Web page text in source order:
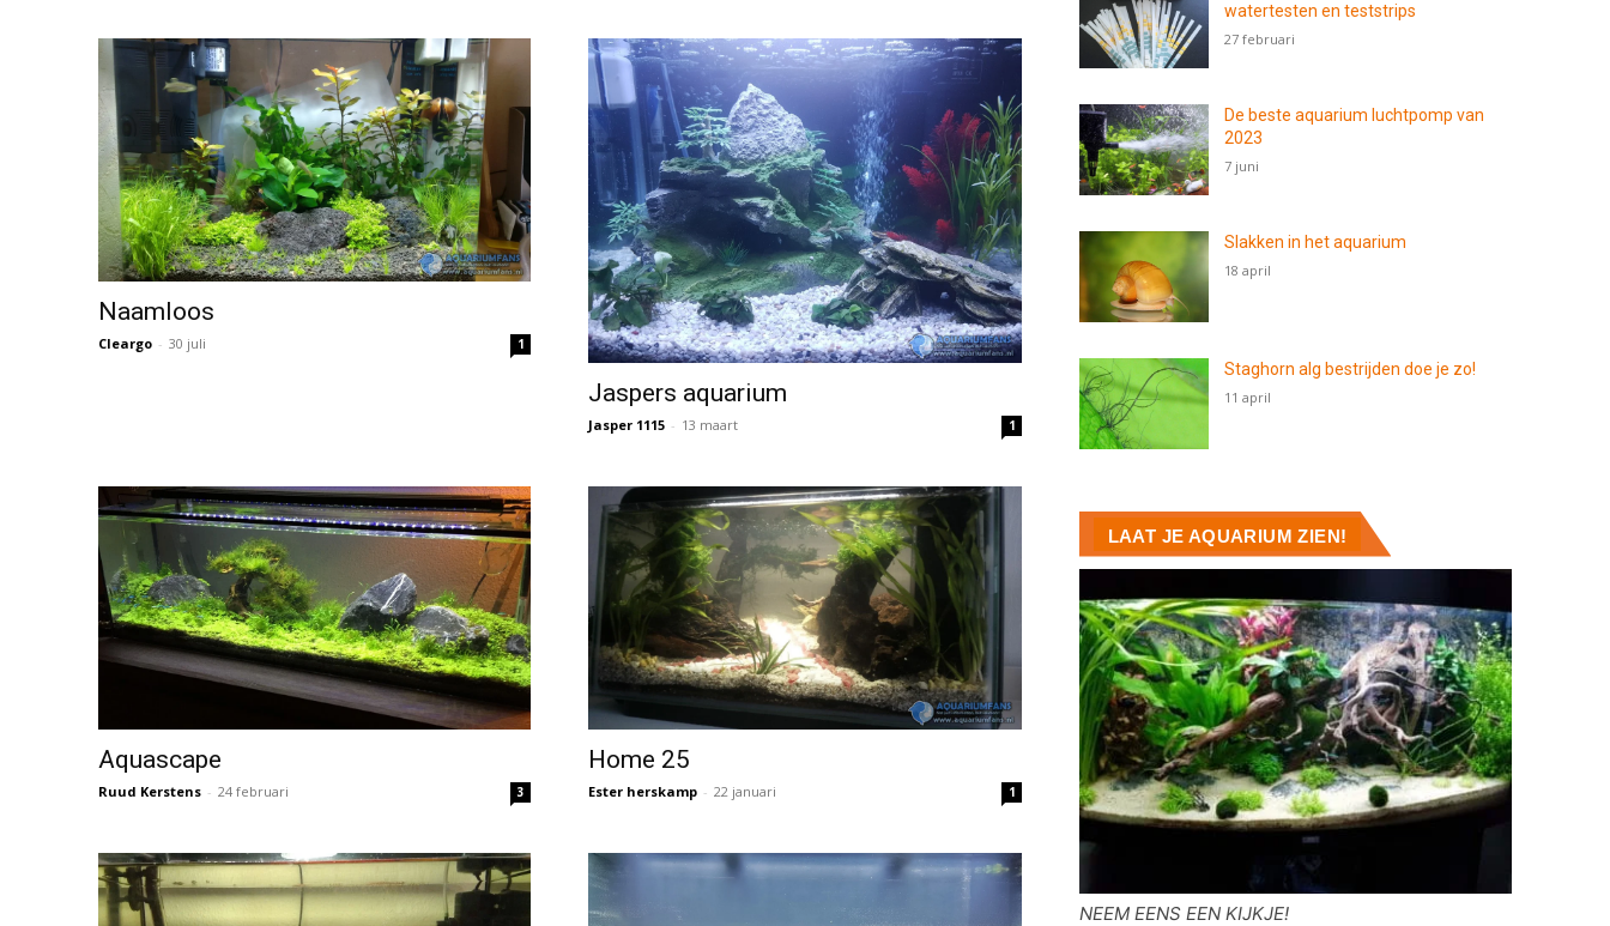
Naamloos
Cleargo - 30 juli 1
Jaspers aquarium
Jasper 1115 - 13 maart 1
Aquascape
Ruud Kerstens - 24 februari 3
Home 25
Ester herskamp - 22 januari 1
watertesten en teststrips
27 februari
De beste aquarium luchtpomp van
2023
7 juni
Slakken in het aquarium
18 april
Staghorn alg bestrijden doe je zo!
11 april
LAAT JE AQUARIUM ZIEN!
NEEM EENS EEN KIJKJE!